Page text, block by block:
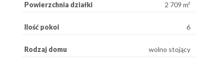
Powierzchnia działki 2 709 m²
Ilość pokoi 6
Rodzaj domu wolno stojący